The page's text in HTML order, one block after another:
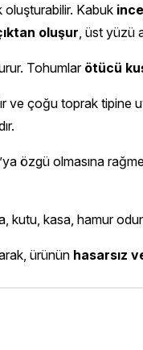
oluşturabilir. Kabuk
oluşur , üst yüzü
Tohumlarötücü
ve çoğu toprak tipine
özgü olmasına
kutu, kasa, hamur
ürünün hasarsız